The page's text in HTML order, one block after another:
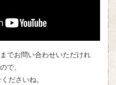
でお問い合わせいただけれ
で、
ださいね。